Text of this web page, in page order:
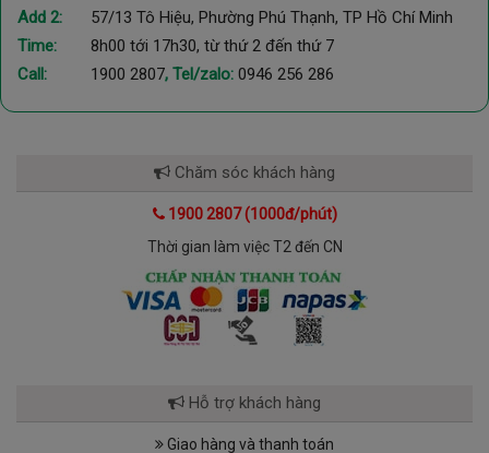
tập luyện trong thời gian dài. Việc kết nối dễ dàng với các thiết
bị phát nhạc cá nhân cho phép lựa chọn nội dung yêu thích,
từ nhạc sôi động kích thích tinh thần đến các bản nhạc nhẹ
giúp thư giãn khi đi bộ. Nhờ âm thanh sống động, việc tập
mỏi, đồng thời giúp người dùng duy trì trạng thái tập trung và
Add 2:
57/13 Tô Hiệu, Phường Phú Thạnh, TP Hồ Chí Minh
Time:
8h00 tới 17h30, từ thứ 2 đến thứ 7
Call:
1900 2807, Tel/zalo: 0946 256 286
Chăm sóc khách hàng
1900 2807 (1000đ/phút)
Thời gian làm việc T2 đến CN
Hỗ trợ khách hàng
Giao hàng và thanh toán